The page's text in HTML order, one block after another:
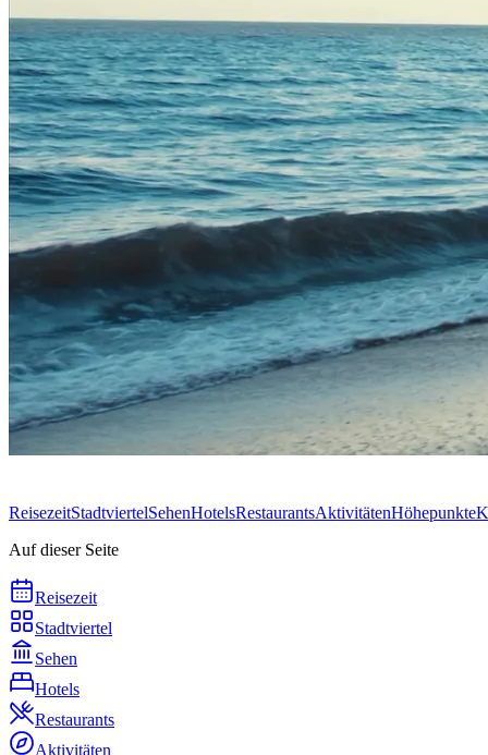
ReisezeitStadtviertelSehenHotelsRestaurantsAktivitätenHöhepunkte
Auf dieser Seite
Reisezeit
Stadtviertel
Sehen
Hotels
Restaurants
Aktivitäten